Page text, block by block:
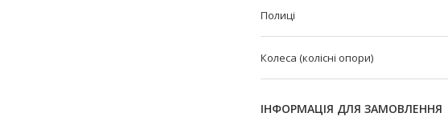
Полиці
Колеса (колісні опори)
ІНФОРМАЦІЯ ДЛЯ ЗАМОВЛЕННЯ